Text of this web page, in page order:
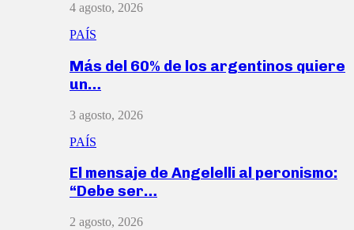
4 agosto, 2026
PAÍS
Más del 60% de los argentinos quiere
un…
3 agosto, 2026
PAÍS
El mensaje de Angelelli al peronismo:
“Debe ser…
2 agosto, 2026